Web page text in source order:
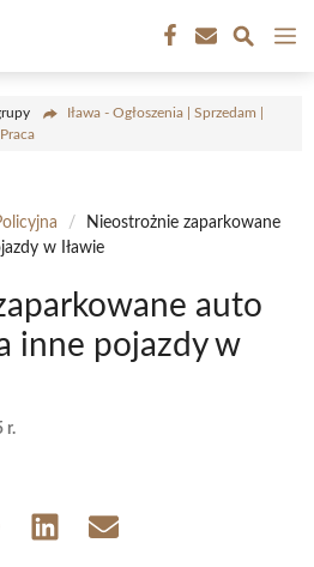
Iława - Ogłoszenia | Sprzedam |
/
Nieostrożnie zaparkowane
w Iławie
auto
inne pojazdy w
r.
Share Share